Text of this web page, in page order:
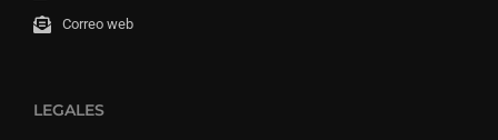
Correo web
LEGALES